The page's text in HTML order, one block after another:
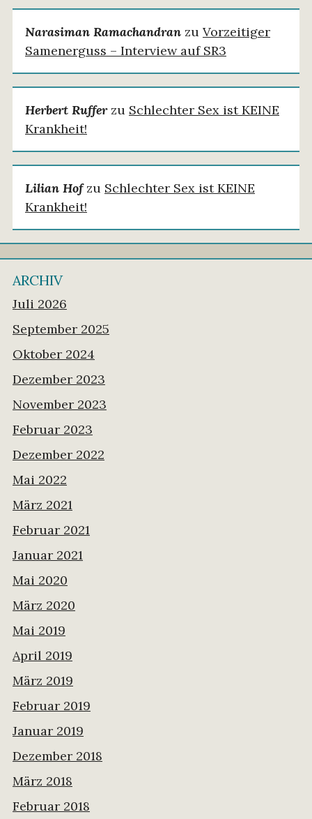
Narasiman Ramachandran zu Vorzeitiger
Samenerguss – Interview auf SR3
Herbert Rufferzu Schlechter Sex ist KEINE
Krankheit!
Lilian Hofzu Schlechter Sex ist KEINE
Krankheit!
ARCHIV
Juli 2026
September 2025
Oktober 2024
Dezember 2023
November 2023
Februar 2023
Dezember 2022
Mai 2022
März 2021
Februar 2021
Januar 2021
Mai 2020
März 2020
Mai 2019
April 2019
März 2019
Februar 2019
Januar 2019
Dezember 2018
März 2018
Februar 2018